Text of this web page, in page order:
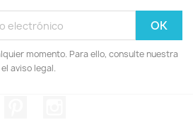
momento. Para ello, consulte nuestra
aviso legal.